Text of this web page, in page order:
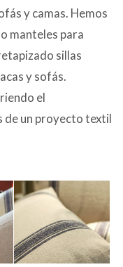
y camas. Hemos
manteles para
sillas
y sofás.
el
un proyecto textil